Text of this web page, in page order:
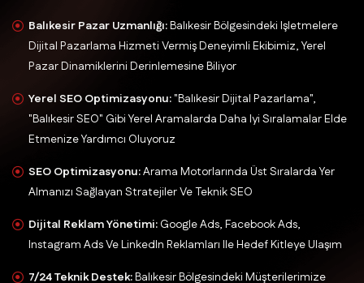
Balıkesir Pazar Uzmanlığı:Balıkesir Bölgesindeki Işletmelere
Dijital Pazarlama Hizmeti Vermiş Deneyimli Ekibimiz, Yerel
Pazar Dinamiklerini Derinlemesine Biliyor
Yerel SEO Optimizasyonu:"Balıkesir Dijital Pazarlama",
"Balıkesir SEO" Gibi Yerel Aramalarda Daha Iyi Sıralamalar Elde
Etmenize Yardımcı Oluyoruz
SEO Optimizasyonu:Arama Motorlarında Üst Sıralarda Yer
Almanızı Sağlayan Stratejiler Ve Teknik SEO
Dijital Reklam Yönetimi: Google Ads, Facebook Ads,
Instagram Ads Ve LinkedIn Reklamları Ile Hedef Kitleye Ulaşım
7/24 Teknik Destek:Balıkesir Bölgesindeki Müşterilerimize